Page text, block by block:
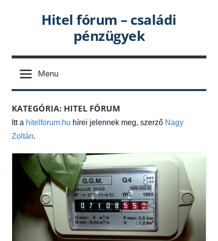
Hitel fórum – családi
pénzügyek
Menu
KATEGÓRIA: HITEL FÓRUM
Itt a hitelforum.hu hírei jelennek meg, szerző Nagy
Zoltán.